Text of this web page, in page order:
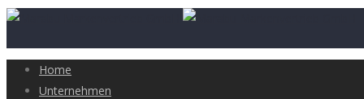
Home
Unternehmen